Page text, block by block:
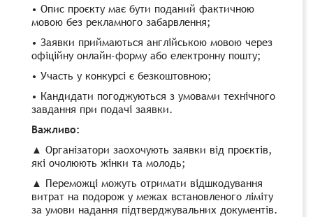
• Опис проєкту має бути поданий фактичною
мовою без рекламного забарвлення;
• Заявки приймаються англійською мовою через
офіційну онлайн-форму або електронну пошту;
• Участь у конкурсі є безкоштовною;
• Кандидати погоджуються з умовами технічного
завдання при подачі заявки.
Важливо:
▲ Організатори заохочують заявки від проєктів,
які очолюють жінки та молодь;
▲ Переможці можуть отримати відшкодування
витрат на подорож у межах встановленого ліміту
за умови надання підтверджувальних документів.